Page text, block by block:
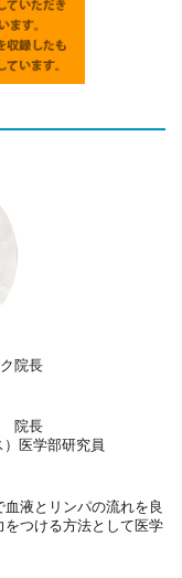
院長
院長
医学部研究員
液とリンパの流れを良
をつける方法として医学